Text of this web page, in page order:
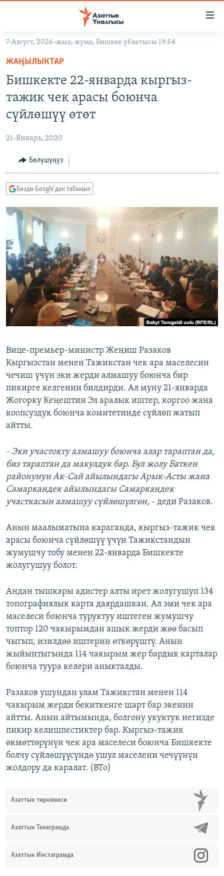
Навигацияга
өтүңүз
Издөөгө
салыңыз
САЯСАТ
МАДАНИЯТ
ДҮЙНӨ
УКРАИНА
ТВ ПРОГРАММАЛАР
БҮГҮН АЗАТТЫКТА
ДАНИСТЕ
ЭЖЕ-СИҢДИЛЕР
АЗАТТЫК+
ЫҢГАЙСЫЗ СУРООЛОР
ПОДКАСТ
Русский
ОНЛАЙН ШЕРИНЕ
ЭЕ/АРнун бардык сайттары
7-Август, 2026-жыл, жума, Бишкек убактысы 19:54
ЖАҢЫЛЫКТАР
Бишкекте 22-январда кыргыз-
тажик чек арасы боюнча
сүйлөшүү өтөт
21-Январь, 2020
Бөлүшүңүз
Бизди Google'дан табыңыз
Вице-премьер-министр Жеңиш Разаков
Кыргызстан менен Тажикстан чек ара маселесин
чечиш үчүн эки жерди алмашуу боюнча бир
пикирге келгенин билдирди. Ал муну 21-январда
Жогорку Кеңештин Эл аралык иштер, коргоо жана
коопсуздук боюнча комитетинде сүйлөп жатып
айтты.
- Эки участокту алмашуу боюнча алар тараптан да,
биз тараптан да макулдук бар. Бул жолу Баткен
районунун Ак-Сай айылындагы Арык-Асты жана
Самаркандек айылындагы Самаркандек
участкасын алмашуу сүйлөшүлгөн, - деди Разаков.
Анын маалыматына караганда, кыргыз-тажик чек
арасы боюнча сүйлөшүү үчүн Тажикстандын
жумушчу тобу менен 22-январда Бишкекте
жолугушуу болот.
Андан тышкары адистер алты ирет жолугушуп 134
топографиялык карта даярдашкан. Ал эми чек ара
маселеси боюнча туруктуу иштеген жумушчу
топтор 120 чакырымдан ашык жерди жөө басып
чыгып, изилдөө иштерин өткөрүштү. Анын
жыйынтыгында 114 чакырым жер бардык карталар
боюнча туура келери аныкталды.
Разаков ушундан улам Тажикстан менен 114
чакырым жерди бекиткенге шарт бар экенин
айтты. Анын айтымында, болгону укуктук негизде
пикир келишпестиктер бар. Кыргыз-тажик
өкмөттөрүнүн чек ара маселеси боюнча Бишкекте
болчу сүйлөшүүсүндө ушул маселени чечүүнүн
жолдору да каралат. (BTo)
Азаттык тиркемеси
Азаттык Телеграмда
Азаттык Инстаграмда